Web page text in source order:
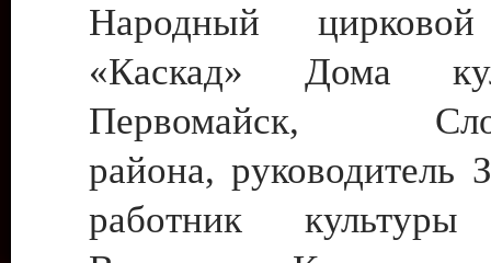
Народный цирковой
«Каскад» Дома
Первомайск,
района, руководитель
работник культуры